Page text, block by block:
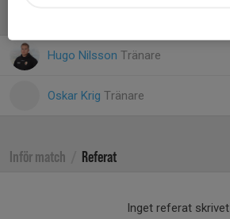
Hugo Nilsson Tränare
Oskar Krig Tränare
Inför match Referat
Inget referat skrivet